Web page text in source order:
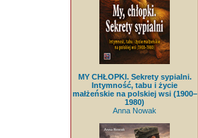
MY CHŁOPKI. Sekrety sypialni.
Intymność, tabu i życie
małżeńskie na polskiej wsi (1900–
1980)
Anna Nowak